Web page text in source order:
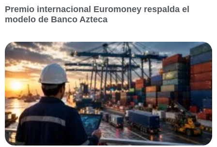
Premio internacional Euromoney respalda el
modelo de Banco Azteca